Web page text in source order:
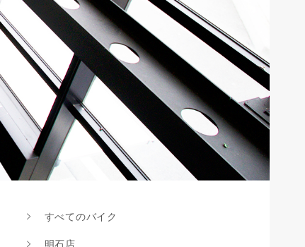
すべてのバイク
明石店